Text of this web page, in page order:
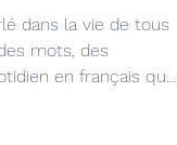
dans la vie de tous
mots, des
en français que